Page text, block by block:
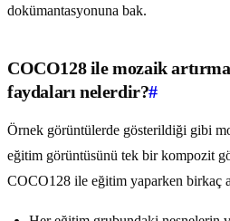
dokümantasyonuna bak.
COCO128 ile mozaik
faydaları nelerdir?#
Örnek görüntülerde gösterildiği gibi
eğitim görüntüsünü tek bir kompozit
COCO128 ile eğitim yaparken birkaç